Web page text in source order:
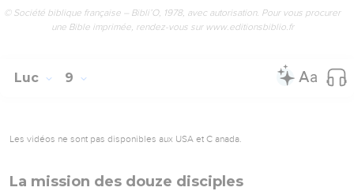
© Société biblique française – Bibli’O, 1978, avec autorisation. Pour vous procurer
une Bible imprimée, rendez-vous sur www.editionsbiblio.fr
Luc 9
Les vidéos ne sont pas disponibles aux USA et C anada.
La mission des douze disciples